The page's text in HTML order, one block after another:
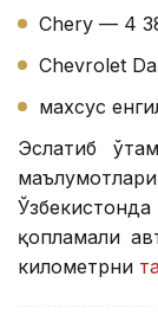
Chery — 4
Chevrolet
махсус
Эслатиб
қопламали
километрни